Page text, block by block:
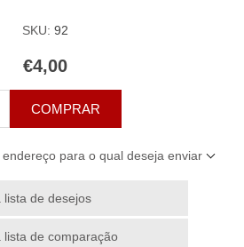
SKU: 92
€4,00
COMPRAR
para o qual deseja enviar
lista de desejos
lista de comparação